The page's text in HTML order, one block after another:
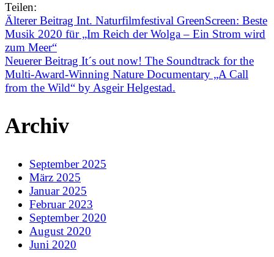
Teilen:
Älterer Beitrag Int. Naturfilmfestival GreenScreen: Beste
Musik 2020 für „Im Reich der Wolga – Ein Strom wird
zum Meer“
Neuerer Beitrag It´s out now! The Soundtrack for the
Multi-Award-Winning Nature Documentary „A Call
from the Wild“ by Asgeir Helgestad.
Archiv
September 2025
März 2025
Januar 2025
Februar 2023
September 2020
August 2020
Juni 2020